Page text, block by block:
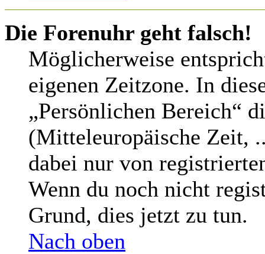
Die Forenuhr geht falsch!
Möglicherweise
eigenen Zeitzone. In
„Persönlichen Bereich“
(Mitteleuropäische Zeit,
dabei nur von
Wenn du noch nicht
Grund, dies jetzt zu tun.
Nach oben